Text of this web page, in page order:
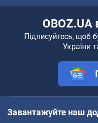
OBOZ.UA
Підписуйтесь, щоб
України
Завантажуйте наш